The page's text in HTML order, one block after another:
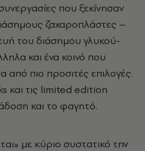
ζαχαροπλάστες –
του διάσημου γλυκού-
και ένα κοινό που
από πιο προσιτές επιλογές.
και τις limited edition
και το φαγητό.
με κύριο συστατικό την